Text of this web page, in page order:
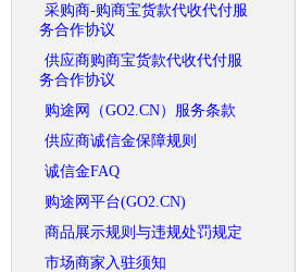
采购商-购商宝货款代收代付服
务合作协议
供应商购商宝货款代收代付服
务合作协议
购途网（GO2.CN）服务条款
供应商诚信金保障规则
诚信金FAQ
购途网平台(GO2.CN)
商品展示规则与违规处罚规定
市场商家入驻须知